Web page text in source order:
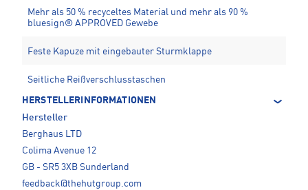
Mehr als 50 % recyceltes Material und mehr als 90 %
bluesign® APPROVED Gewebe
Feste Kapuze mit eingebauter Sturmklappe
Seitliche Reißverschlusstaschen
HERSTELLERINFORMATIONEN
Hersteller
Berghaus LTD
Colima Avenue 12
GB - SR5 3XB Sunderland
feedback@thehutgroup.com